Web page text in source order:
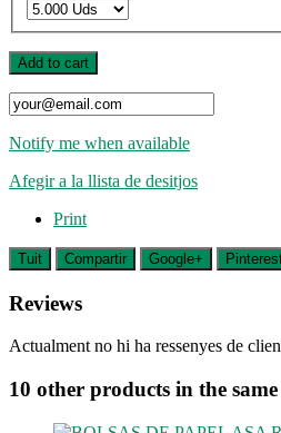
Add to cart
Notify me when available
Afegir a la llista de desitjos
Print
Tuit Compartir Google+
Reviews
Actualment no hi ha ressenyes de
10 other products in the